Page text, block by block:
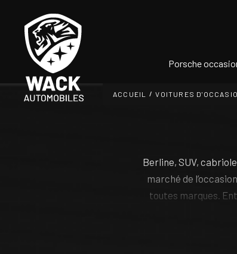
Porsche
ACCUEIL VOITURES
Berline, SUV,
marché de
toutes marques.